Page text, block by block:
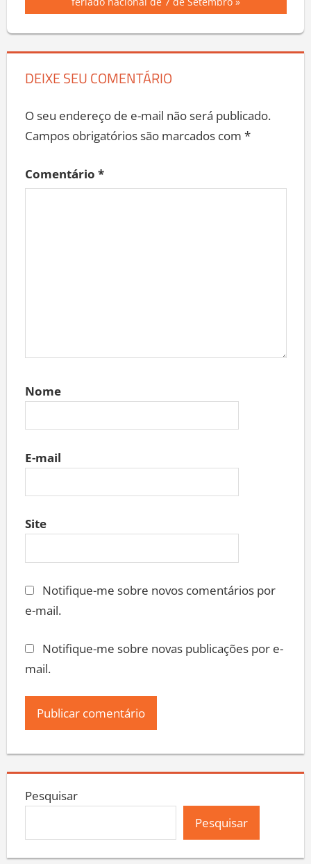
feriado nacional de 7 de Setembro
DEIXE SEU COMENTÁRIO
O seu endereço de e-mail não será publicado.
Campos obrigatórios são marcados com *
Comentário *
Nome
E-mail
Site
Notifique-me sobre novos comentários por
e-mail.
Notifique-me sobre novas publicações por e-
mail.
Pesquisar
Pesquisar